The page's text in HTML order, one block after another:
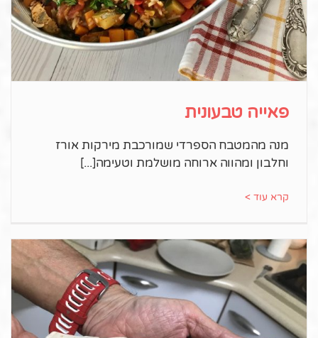
פאייה טבעונית
מנה מהמטבח הספרדי שמורכבת מירקות אורז
וחלבון ומהווה ארוחה מושלמת וטעימה
קרא עוד >